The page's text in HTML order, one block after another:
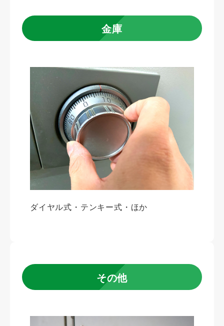
金庫
ダイヤル式・テンキー式・ほか
その他